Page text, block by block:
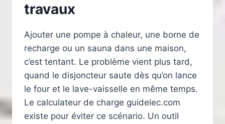
travaux
Ajouter une pompe à chaleur, une borne de
recharge ou un sauna dans une maison,
c’est tentant. Le problème vient plus tard,
quand le disjoncteur saute dès qu’on lance
le four et le lave-vaisselle en même temps.
Le calculateur de charge guidelec.com
existe pour éviter ce scénario. Un outil